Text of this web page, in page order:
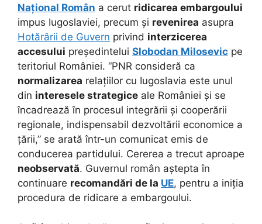
Național Român a cerut ridicarea embargoului
impus Iugoslaviei, precum și revenirea asupra
Hotărârii de Guvern privind interzicerea
accesului președintelui Slobodan Milosevic pe
teritoriul României. “PNR consideră ca
normalizarea relațiilor cu Iugoslavia este unul
din interesele strategice ale României și se
încadrează în procesul integrării și cooperării
regionale, indispensabil dezvoltării economice a
țării,” se arată într-un comunicat emis de
conducerea partidului. Cererea a trecut aproape
neobservată. Guvernul român aștepta în
continuare recomandări de la UE, pentru a iniția
procedura de ridicare a embargoului.